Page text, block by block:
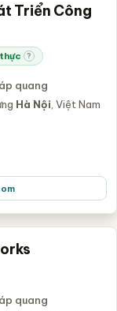
Triển Công
?
quang
Hà Nội , Việt Nam
quang